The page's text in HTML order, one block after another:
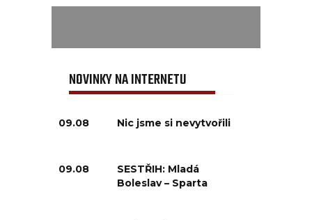
NOVINKY NA INTERNETU
09.08 Nic jsme si nevytvořili
09.08
SESTŘIH: Mladá
Boleslav – Sparta